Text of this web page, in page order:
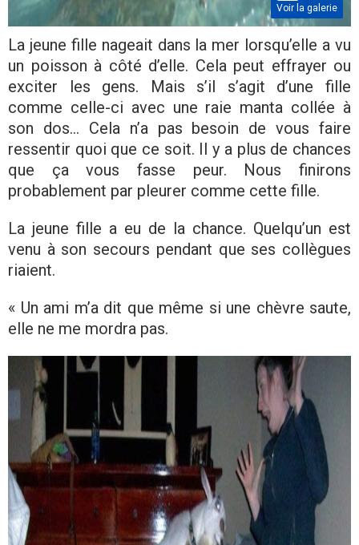
Voir la galerie
La jeune fille nageait dans la mer lorsqu’elle a vu
un poisson à côté d’elle. Cela peut effrayer ou
exciter les gens. Mais s’il s’agit d’une fille
comme celle-ci avec une raie manta collée à
son dos… Cela n’a pas besoin de vous faire
ressentir quoi que ce soit. Il y a plus de chances
que ça vous fasse peur. Nous finirons
probablement par pleurer comme cette fille.
La jeune fille a eu de la chance. Quelqu’un est
venu à son secours pendant que ses collègues
riaient.
« Un ami m’a dit que même si une chèvre saute,
elle ne me mordra pas.